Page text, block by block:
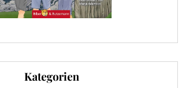
Kategorien